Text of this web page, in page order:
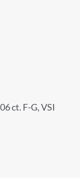
ct. F-G, VSI
Melden Sie sich zu